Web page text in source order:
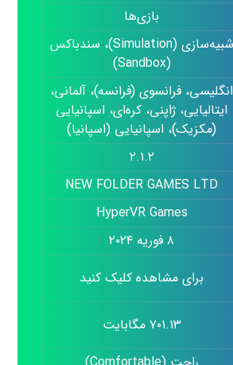
بازی‌ها
شبیه‌سازی (Simulation)، سندباکس
(Sandbox)
انگلیسی، فرانسوی (فرانسه)، آلمانی،
ایتالیایی، ژاپنی، کره‌ای، اسپانیایی
(مکزیک)، اسپانیایی (اسپانیا)
۲.۱.۲
NEW FOLDER GAMES LTD
HyperVR Games
۸ فوریه ۲۰۲۴
برای مشاهده کلیک کنید
۷۰۱.۱۳ مگابایت